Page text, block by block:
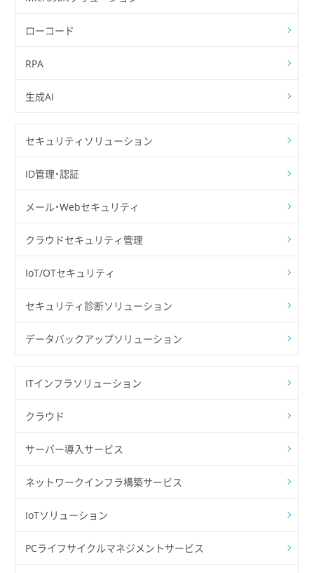
ローコード
RPA
生成AI
セキュリティソリューション
ID管理・認証
メール・Webセキュリティ
クラウドセキュリティ管理
IoT/OTセキュリティ
セキュリティ診断ソリューション
データバックアップソリューション
ITインフラソリューション
クラウド
サーバー導入サービス
ネットワークインフラ構築サービス
IoTソリューション
PCライフサイクルマネジメントサービス